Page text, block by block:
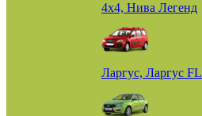
4х4, Нива Легенд
Ларгус, Ларгус FL